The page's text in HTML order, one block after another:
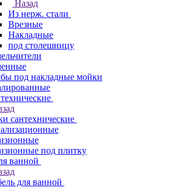
Назад
Из нерж. стали
Врезные
Накладные
под столешницу
под накладные мойки
сантехнические
под плитку
ванной
для ванной